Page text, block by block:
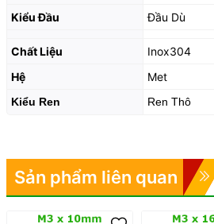
Kiểu Đầu
Đầu Dù
Chất Liệu
Inox304
Hệ
Met
Kiểu Ren Ren Thô
Sản phẩm liên quan